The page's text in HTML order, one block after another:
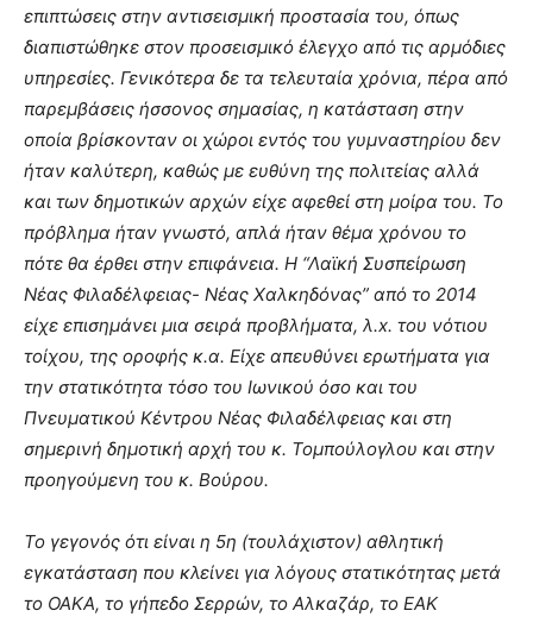
επιπτώσεις στην αντισεισμική προστασία του, όπως
διαπιστώθηκε στον προσεισμικό έλεγχο από τις αρμόδιες
υπηρεσίες. Γενικότερα δε τα τελευταία χρόνια, πέρα από
παρεμβάσεις ήσσονος σημασίας, η κατάσταση στην
οποία βρίσκονταν οι χώροι εντός του γυμναστηρίου δεν
ήταν καλύτερη, καθώς με ευθύνη της πολιτείας αλλά
και των δημοτικών αρχών είχε αφεθεί στη μοίρα του. Το
πρόβλημα ήταν γνωστό, απλά ήταν θέμα χρόνου το
πότε θα έρθει στην επιφάνεια. Η “Λαϊκή Συσπείρωση
Νέας Φιλαδέλφειας- Νέας Χαλκηδόνας” από το 2014
είχε επισημάνει μια σειρά προβλήματα, λ.x. του νότιου
τοίχου, της οροφής κ.α. Είχε απευθύνει ερωτήματα για
την στατικότητα τόσο του Ιωνικού όσο και του
Πνευματικού Κέντρου Νέας Φιλαδέλφειας και στη
σημερινή δημοτική αρχή του κ. Τομπούλογλου και στην
προηγούμενη του κ. Βούρου.
Το γεγονός ότι είναι η 5η (τουλάχιστον) αθλητική
εγκατάσταση που κλείνει για λόγους στατικότητας μετά
το ΟΑΚΑ, το γήπεδο Σερρών, το Αλκαζάρ, το ΕΑΚ